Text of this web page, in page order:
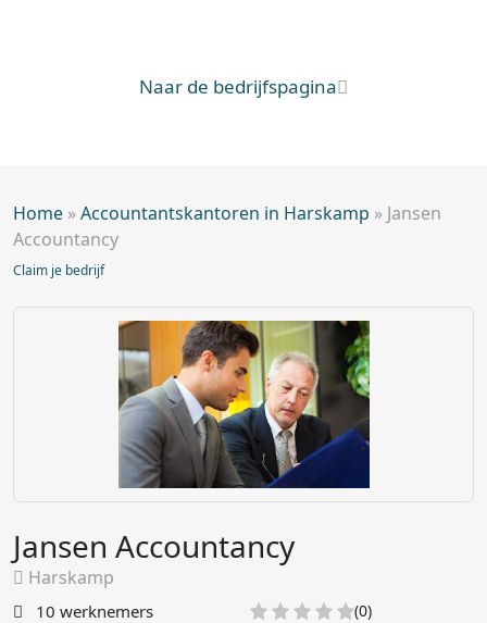
Naar de bedrijfspagina
Home »Accountantskantoren in Harskamp » Jansen
Accountancy
Claim je bedrijf
Jansen Accountancy
Harskamp
10 werknemers
(0)